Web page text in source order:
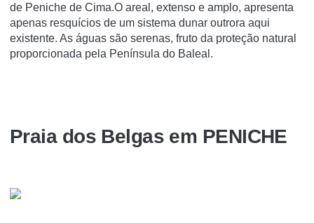
de Peniche de Cima.O areal, extenso e amplo, apresenta
apenas resquícios de um sistema dunar outrora aqui
existente. As águas são serenas, fruto da proteção natural
proporcionada pela Península do Baleal.
Praia dos Belgas em PENICHE